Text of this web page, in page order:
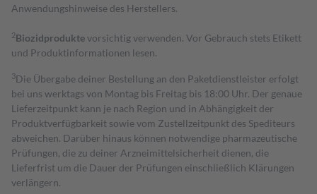
Anwendungshinweise des Herstellers.
2Biozidproduktevorsichtig verwenden. Vor Gebrauch stets Etikett
und Produktinformationen lesen.
3Die Übergabe deiner Bestellung an den Paketdienstleister erfolgt
bei uns werktags von Montag bis Freitag bis 18:00 Uhr. Der genaue
Lieferzeitpunkt kann je nach Region und in Abhängigkeit der
Produktverfügbarkeit sowie vom Zustellzeitpunkt des Spediteurs
abweichen. Darüber hinaus können notwendige pharmazeutische
Prüfungen, die zu deiner Arzneimittelsicherheit dienen, die
Lieferfrist um die Dauer der Prüfungen einschließlich Klärungen
verlängern.